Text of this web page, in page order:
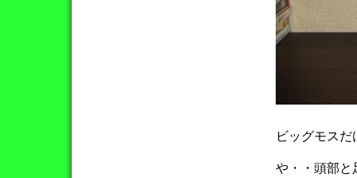
ビッグモス
や・・頭部と